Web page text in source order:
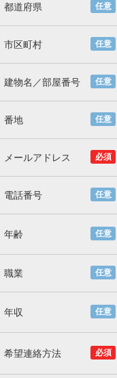
任意
都道府県
任意
市区町村
任意
建物名／部屋番号
任意
番地
必須
メールアドレス
任意
電話番号
任意
年齢
任意
職業
任意
年収
必須
希望連絡方法